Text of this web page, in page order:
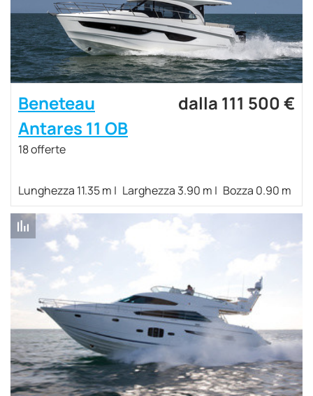
Beneteau
Antares 11 OB
18 offerte
dalla 111 500 €
Lunghezza 11.35 m Larghezza 3.90 m Bozza 0.90 m